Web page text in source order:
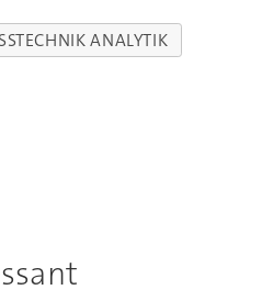
ANALYTIK